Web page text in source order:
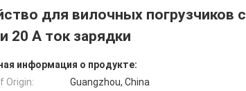
для вилочных погрузчиков с
20 А ток зарядки
информация о продукте:
Origin:
Guangzhou, China